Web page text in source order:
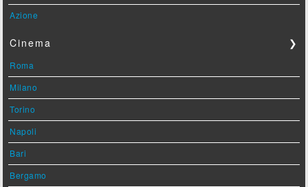
Azione
Cinema ❯
Roma
Milano
Torino
Napoli
Bari
Bergamo